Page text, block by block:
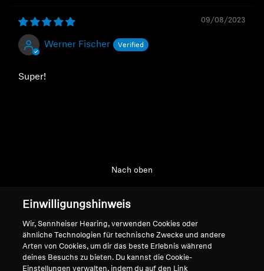
09/08/2023
Werner Fischer
Super!
Support
Nach oben
Impressum
Globale Datenschutzrichtlinie
Unser Unternehmen
Einwilligungshinweis
Wir, Sennheiser Hearing, verwenden Cookies oder
ähnliche Technologien für technische Zwecke und andere
Arten von Cookies, um dir das beste Erlebnis während
deines Besuchs zu bieten. Du kannst die Cookie-
Einstellungen verwalten, indem du auf den Link